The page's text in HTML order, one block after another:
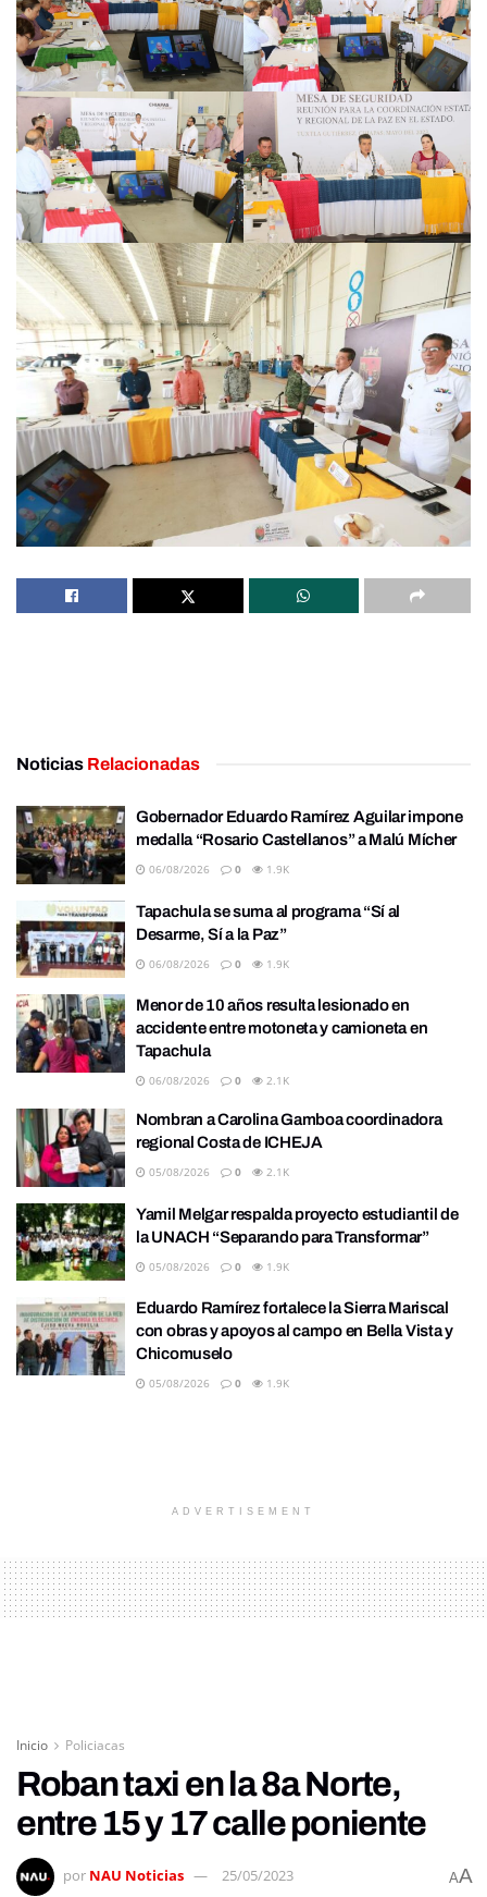
Noticias Relacionadas
Gobernador Eduardo Ramírez Aguilar impone
medalla “Rosario Castellanos” a Malú Mícher
06/08/2026 0 1.9K
Tapachula se suma al programa “Sí al
Desarme, Sí a la Paz”
06/08/2026 0 1.9K
Menor de 10 años resulta lesionado en
accidente entre motoneta y camioneta en
Tapachula
06/08/2026 0 2.1K
Nombran a Carolina Gamboa coordinadora
regional Costa de ICHEJA
05/08/2026 0 2.1K
Yamil Melgar respalda proyecto estudiantil de
la UNACH “Separando para Transformar”
05/08/2026 0 1.9K
Eduardo Ramírez fortalece la Sierra Mariscal
con obras y apoyos al campo en Bella Vista y
Chicomuselo
05/08/2026 0 1.9K
ADVERTISEMENT
Inicio Policiacas
Roban taxi en la 8a Norte,
entre 15 y 17 calle poniente
por NAU Noticias 25/05/2023 AA